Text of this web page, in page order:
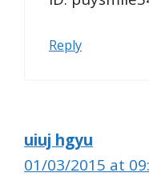
Reply
uiuj hgyu
01/03/2015 at